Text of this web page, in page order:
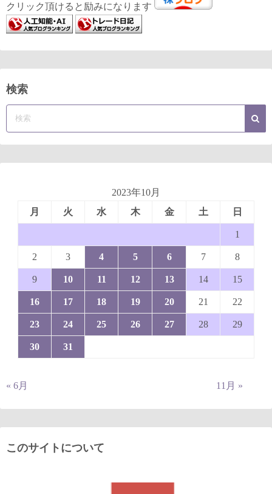
クリック頂けると励みになります
検索
2023年10月
月
火 水 木 金 土 日
1
2 3 4 5 6 7 8
9 10 11 12 13 14 15
16 17 18 19 20 21 22
23 24 25 26 27 28 29
30 31
« 6月 11月 »
このサイトについて